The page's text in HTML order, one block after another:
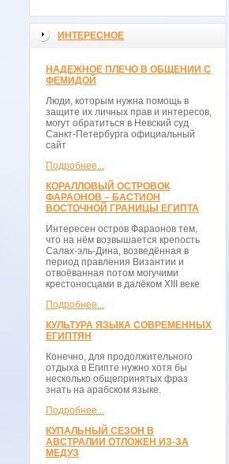
ИНТЕРЕСНОЕ
НАДЕЖНОЕ ПЛЕЧО В ОБЩЕНИИ С
ФЕМИДОЙ
Люди, которым нужна помощь в
защите их личных прав и интересов,
могут обратиться в Невский суд
Санкт-Петербурга официальный
сайт
Подробнее...
КОРАЛЛОВЫЙ ОСТРОВОК
ФАРАОНОВ – БАСТИОН
ВОСТОЧНОЙ ГРАНИЦЫ ЕГИПТА
Интересен остров Фараонов тем,
что на нём возвышается крепость
Салах-эль-Дина, возведённая в
период правления Византии и
отвоёванная потом могучими
крестоносцами в далёком XIII веке
Подробнее...
КУЛЬТУРА ЯЗЫКА СОВРЕМЕННЫХ
ЕГИПТЯН
Конечно, для продолжительного
отдыха в Египте нужно хотя бы
несколько общепринятых фраз
знать на арабском языке.
Подробнее...
КУПАЛЬНЫЙ СЕЗОН В
АВСТРАЛИИ ОТЛОЖЕН ИЗ-ЗА
МЕДУЗ